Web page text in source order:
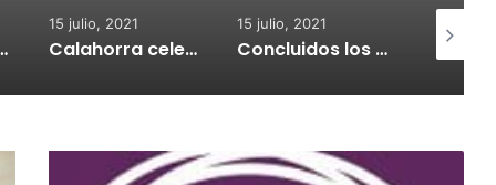
adquisión de medidores de CO2
15 julio, 2021
Calahorra celebrará el Croquetur II
15 julio, 2021
Concluidos los trabajos de reposición del asfaltado de Calahorra